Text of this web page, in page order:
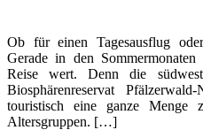
Ob für einen Tagesausflug
Gerade in den
Reise wert. Denn die
Biosphärenreservat
touristisch eine ganze
Altersgruppen. […]